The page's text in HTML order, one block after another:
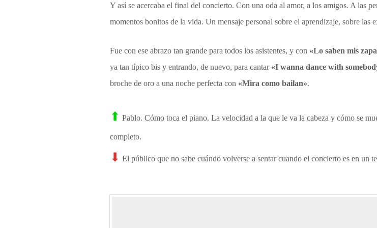
Y así se acercaba el final del concierto. Con una oda al amor, a los amigos. A las
momentos bonitos de la vida. Un mensaje personal sobre el aprendizaje, sobre las
Fue con ese abrazo tan grande para todos los asistentes, y con «Lo saben mis
ya tan típico bis y entrando, de nuevo, para cantar «I wanna dance with
broche de oro a una noche perfecta con «Mira como bailan».
⬆ Pablo. Cómo toca el piano. La velocidad a la que le va la cabeza y cómo se
completo.
⬇ El público que no sabe cuándo volverse a sentar cuando el concierto es en un